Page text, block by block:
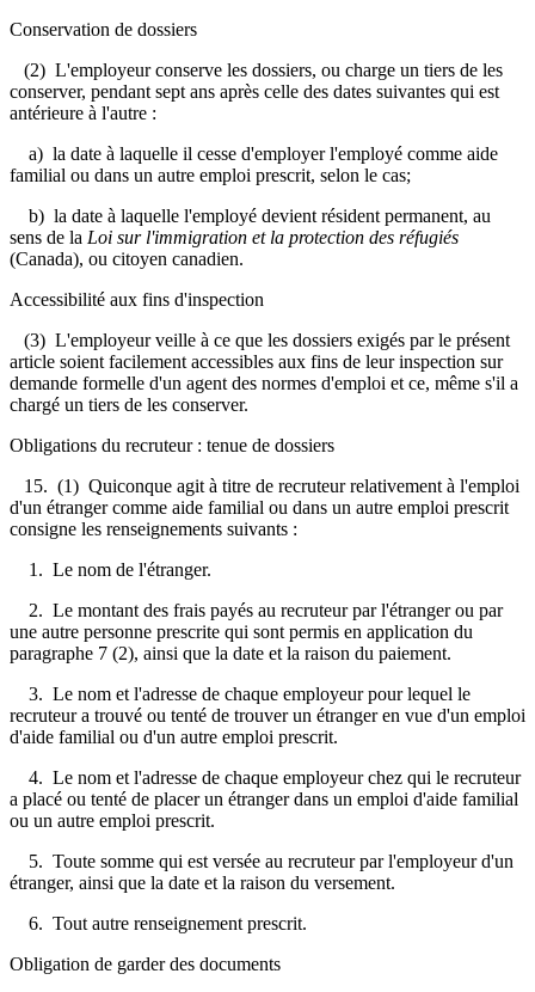
Conservation de dossiers
(2) L'employeur conserve les dossiers, ou charge un tiers de les
conserver, pendant sept ans après celle des dates suivantes qui est
antérieure à l'autre :
a) la date à laquelle il cesse d'employer l'employé comme aide
familial ou dans un autre emploi prescrit, selon le cas;
b) la date à laquelle l'employé devient résident permanent, au
sens de la Loi sur l'immigration et la protection des réfugiés
(Canada), ou citoyen canadien.
Accessibilité aux fins d'inspection
(3) L'employeur veille à ce que les dossiers exigés par le présent
article soient facilement accessibles aux fins de leur inspection sur
demande formelle d'un agent des normes d'emploi et ce, même s'il a
chargé un tiers de les conserver.
Obligations du recruteur : tenue de dossiers
15. (1) Quiconque agit à titre de recruteur relativement à l'emploi
d'un étranger comme aide familial ou dans un autre emploi prescrit
consigne les renseignements suivants :
1. Le nom de l'étranger.
2. Le montant des frais payés au recruteur par l'étranger ou par
une autre personne prescrite qui sont permis en application du
paragraphe 7 (2), ainsi que la date et la raison du paiement.
3. Le nom et l'adresse de chaque employeur pour lequel le
recruteur a trouvé ou tenté de trouver un étranger en vue d'un emploi
d'aide familial ou d'un autre emploi prescrit.
4. Le nom et l'adresse de chaque employeur chez qui le recruteur
a placé ou tenté de placer un étranger dans un emploi d'aide familial
ou un autre emploi prescrit.
5. Toute somme qui est versée au recruteur par l'employeur d'un
étranger, ainsi que la date et la raison du versement.
6. Tout autre renseignement prescrit.
Obligation de garder des documents